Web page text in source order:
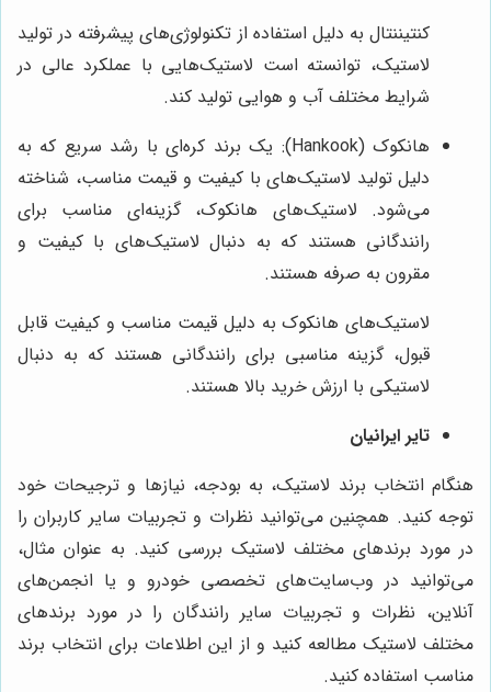
کنتیننتال به دلیل استفاده از تکنولوژی‌های پیشرفته در تولید
لاستیک، توانسته است لاستیک‌هایی با عملکرد عالی در
شرایط مختلف آب و هوایی تولید کند.
هانکوک (Hankook): یک برند کره‌ای با رشد سریع که به
دلیل تولید لاستیک‌های با کیفیت و قیمت مناسب، شناخته
می‌شود. لاستیک‌های هانکوک، گزینه‌ای مناسب برای
رانندگانی هستند که به دنبال لاستیک‌های با کیفیت و
مقرون به صرفه هستند.
لاستیک‌های هانکوک به دلیل قیمت مناسب و کیفیت قابل
قبول، گزینه مناسبی برای رانندگانی هستند که به دنبال
لاستیکی با ارزش خرید بالا هستند.
تایر ایرانیان
هنگام انتخاب برند لاستیک، به بودجه، نیازها و ترجیحات خود
توجه کنید. همچنین می‌توانید نظرات و تجربیات سایر کاربران را
در مورد برندهای مختلف لاستیک بررسی کنید. به عنوان مثال،
می‌توانید در وب‌سایت‌های تخصصی خودرو و یا انجمن‌های
آنلاین، نظرات و تجربیات سایر رانندگان را در مورد برندهای
مختلف لاستیک مطالعه کنید و از این اطلاعات برای انتخاب برند
مناسب استفاده کنید.